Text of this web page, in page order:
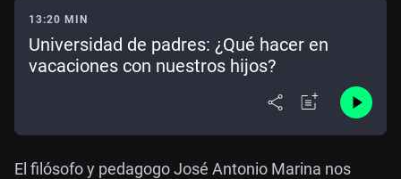
13:20 MIN
Universidad de padres: ¿Qué hacer en
vacaciones con nuestros hijos?
El filósofo y pedagogo José Antonio Marina nos